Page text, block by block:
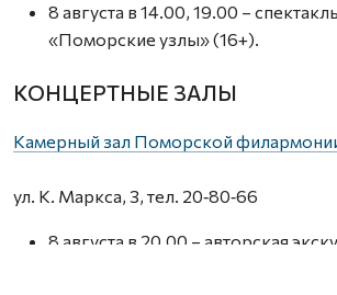
8 августа в 14.00, 19.00 –
«Поморские узлы» (16+).
КОНЦЕРТНЫЕ ЗАЛЫ
Камерный зал Поморской
ул. К. Маркса, 3, тел. 20‑80‑66
8 августа в 20.00 – авторская